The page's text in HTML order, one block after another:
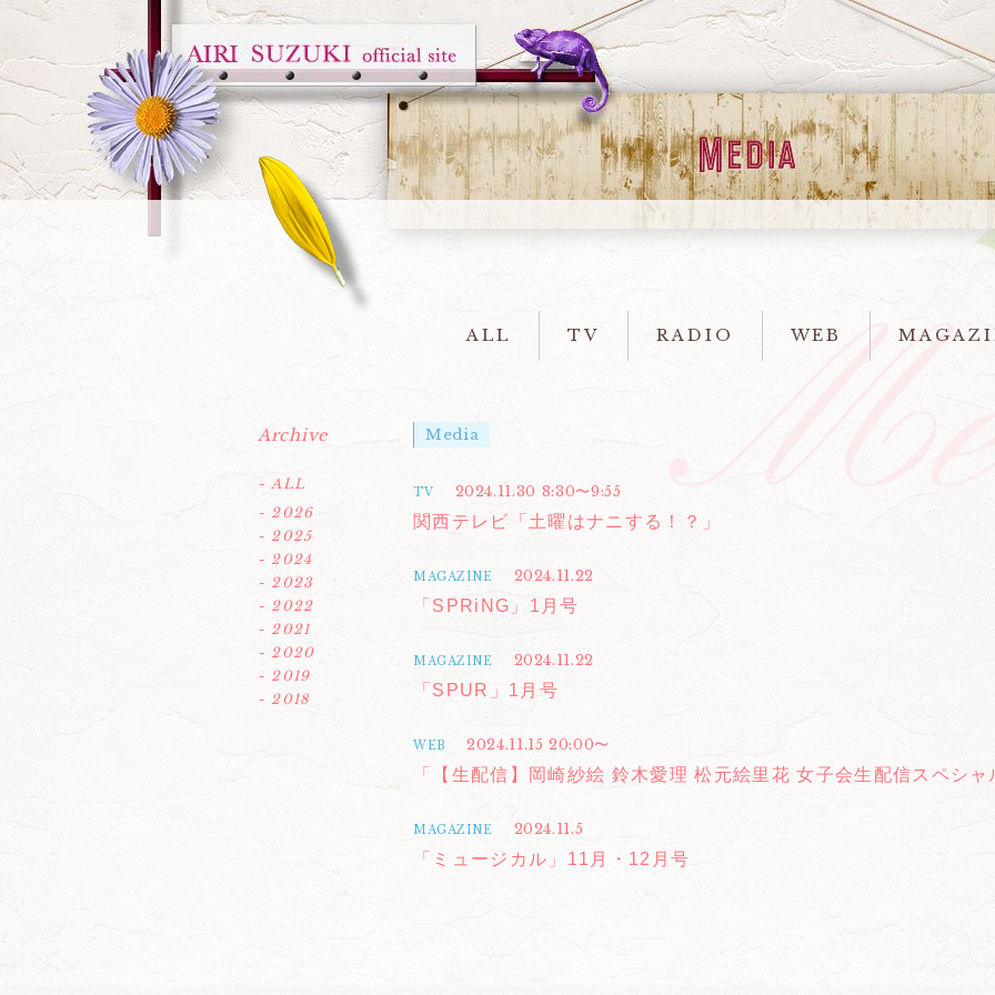
ALL TV RADIO WEB
Media
TV
2024.11.30 8:30〜9:55
関西テレビ「土曜はナニする！？」
MAGAZINE
2024.11.22
「SPRiNG」1月号
MAGAZINE
2024.11.22
「SPUR」1月号
WEB
2024.11.15 20:00〜
「【生配信】岡崎紗絵 鈴木愛理 松元絵里花 女子会生配信スペシ
MAGAZINE
2024.11.5
「ミュージカル」11月・12月号
Archive
- ALL
- 2026
- 2025
- 2024
- 2023
- 2022
- 2021
- 2020
- 2019
- 2018